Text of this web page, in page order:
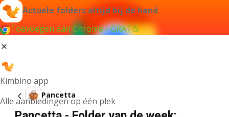
Actuele folders altijd bij de hand
Toevoegen aan Chrome - GRATIS
Kimbino app
Alle aanbiedingen op één plek
Pancetta